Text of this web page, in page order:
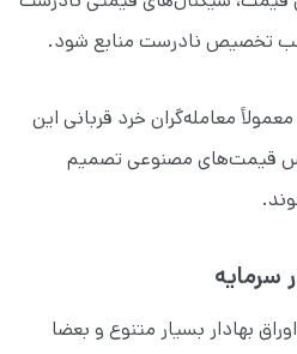
تخصیص نادرست منابع شود.
معمولاً معامله‌گران خرد قربانی این
قیمت‌های مصنوعی تصمیم
سرمایه
بهادار بسیار متنوع و بعضا